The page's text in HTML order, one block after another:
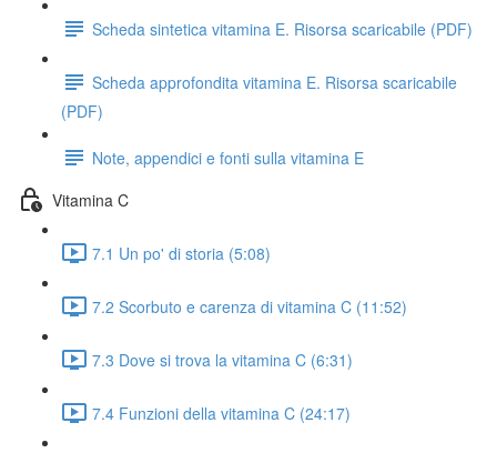
Scheda sintetica vitamina E. Risorsa scaricabile (PDF)
Scheda approfondita vitamina E. Risorsa scaricabile
(PDF)
Note, appendici e fonti sulla vitamina E
Vitamina C
7.1 Un po' di storia (5:08)
7.2 Scorbuto e carenza di vitamina C (11:52)
7.3 Dove si trova la vitamina C (6:31)
7.4 Funzioni della vitamina C (24:17)